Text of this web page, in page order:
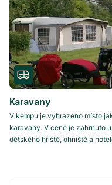
Karavany
V kempu je vyhrazeno místo
karavany. V ceně je zahrnuto
dětského hřiště, ohniště a